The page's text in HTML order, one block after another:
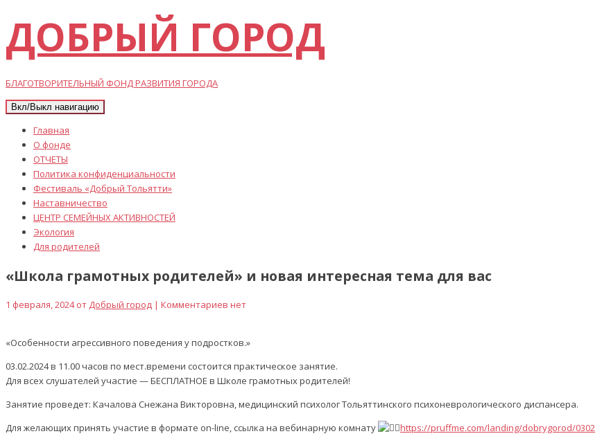
ДОБРЫЙ ГОРОД
БЛАГОТВОРИТЕЛЬНЫЙ ФОНД РАЗВИТИЯ ГОРОДА
Вкл/Выкл навигацию
Главная
О фонде
ОТЧЕТЫ
Политика конфиденциальности
Фестиваль «Добрый Тольятти»
Наставничество
ЦЕНТР СЕМЕЙНЫХ АКТИВНОСТЕЙ
Экология
Для родителей
«Школа грамотных родителей» и новая интересная тема для вас
1 февраля, 2024 от Добрый город | Комментариев нет
«Особенности агрессивного поведения у подростков.»
03.02.2024 в 11.00 часов по мест.времени состоится практическое занятие.
Для всех слушателей участие — БЕСПЛАТНОЕ в Школе грамотных родителей!
Занятие проведет: Качалова Снежана Викторовна, медицинский психолог Тольяттинского психоневрологического диспансера.
Для желающих принять участие в формате on-line, ссылка на вебинарную комнату
https://pruffme.com/landing/dobrygorod/0302